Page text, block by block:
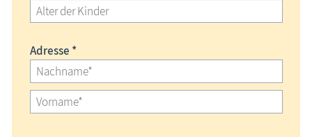
Adresse *